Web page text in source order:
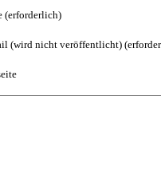
(erforderlich)
(wird nicht veröffentlicht)